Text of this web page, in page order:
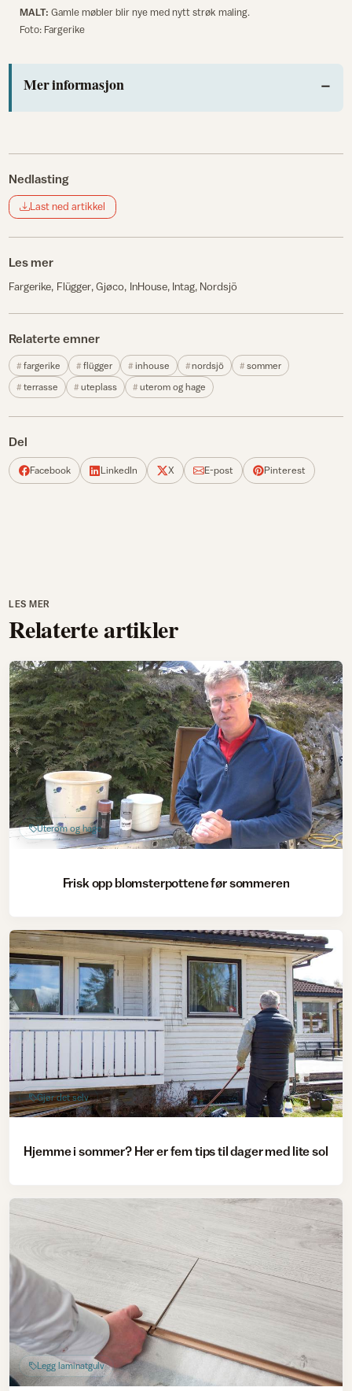
MALT: Gamle møbler blir nye med nytt strøk maling.
Foto: Fargerike
Mer informasjon
Nedlasting
Last ned artikkel
Les mer
Fargerike Flügger Gjøco InHouse Intag Nordsjö
Relaterte emner
fargerike flügger inhouse nordsjö
sommer
terrasse
uteplass uterom og hage
Del
Facebook LinkedIn X E-post Pinterest
LES MER
Relaterte artikler
Uterom og hage
Frisk opp blomsterpottene før sommeren
Gjør det selv
Hjemme i sommer? Her er fem tips til dager med lite sol
Legg laminatgulv